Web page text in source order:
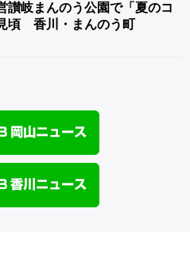
岐まんのう公園で「夏のコ
頃 香川・まんのう町